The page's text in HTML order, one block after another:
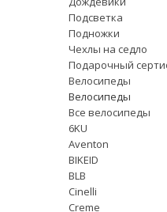
Подсветка
Подножки
Чехлы на седло
Подарочный
Велосипеды
Велосипеды
Все велосипеды
6KU
Aventon
BIKEID
BLB
Cinelli
Creme